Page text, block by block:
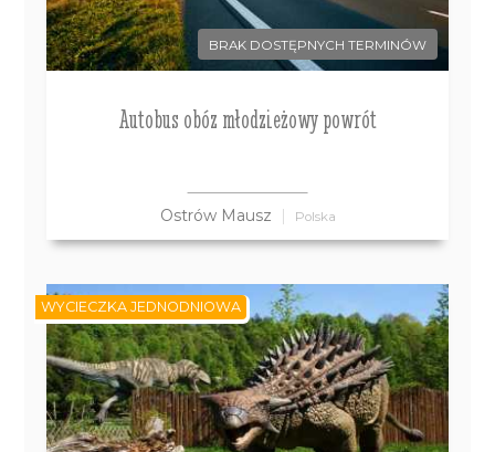
BRAK DOSTĘPNYCH TERMINÓW
Autobus obóz młodzieżowy powrót
Ostrów Mausz Polska
WYCIECZKA JEDNODNIOWA